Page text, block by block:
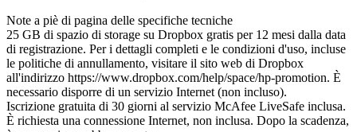
Note a piè di pagina delle specifiche tecniche
25 GB di spazio di storage su Dropbox gratis per 12 mesi dalla data
di registrazione. Per i dettagli completi e le condizioni d'uso, incluse
le politiche di annullamento, visitare il sito web di Dropbox
all'indirizzo https://www.dropbox.com/help/space/hp-promotion. È
necessario disporre di un servizio Internet (non incluso).
Iscrizione gratuita di 30 giorni al servizio McAfee LiveSafe inclusa.
È richiesta una connessione Internet, non inclusa. Dopo la scadenza,